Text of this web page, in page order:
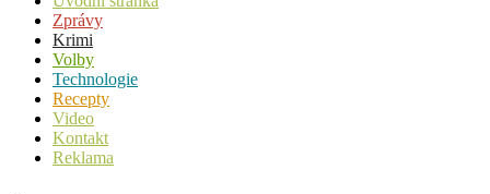
Zprávy
Krimi
Volby
Technologie
Recepty
Video
Kontakt
Reklama